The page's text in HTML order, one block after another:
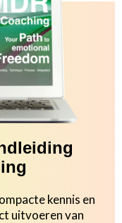
kennis en
uitvoeren van